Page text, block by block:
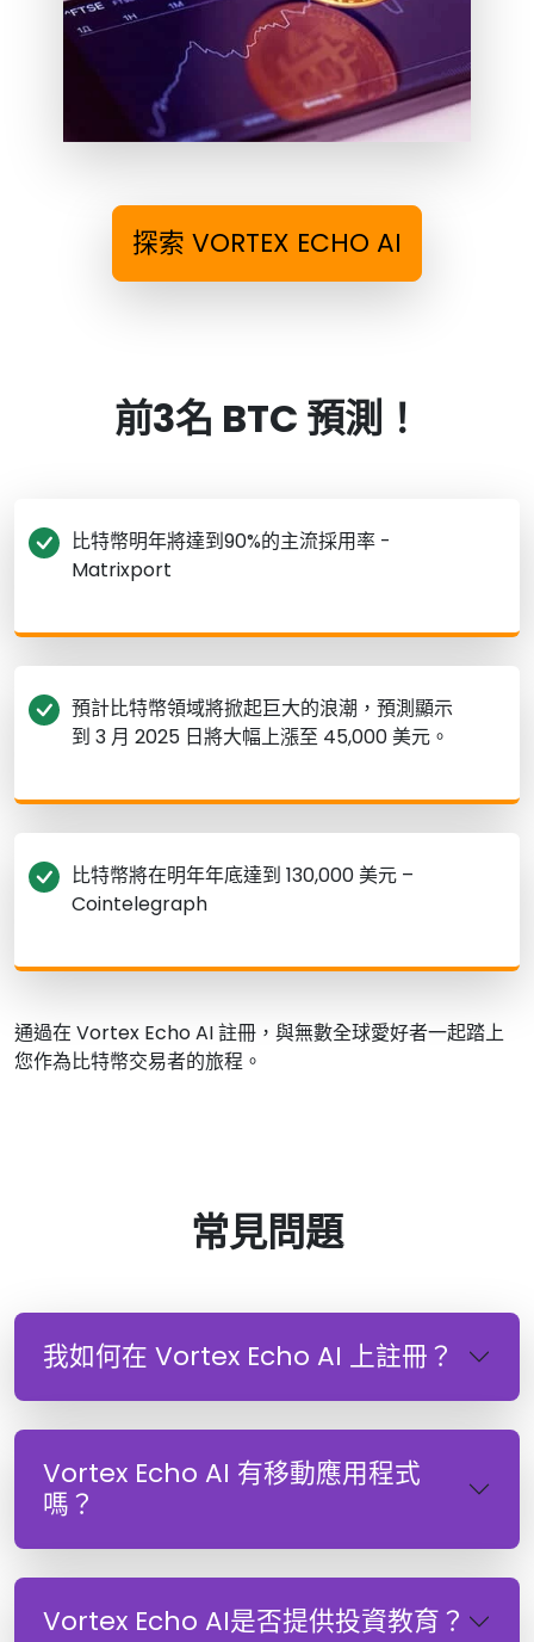
探索 VORTEX ECHO AI
前3名 BTC 預測！
比特幣明年將達到90%的主流採用率 -
Matrixport
預計比特幣領域將掀起巨大的浪潮，預測顯示
到 3 月 2025 日將大幅上漲至 45,000 美元。
比特幣將在明年年底達到 130,000 美元 –
Cointelegraph
通過在 Vortex Echo AI 註冊，與無數全球愛好者一起踏上
您作為比特幣交易者的旅程。
常見問題
我如何在 Vortex Echo AI 上註冊？
Vortex Echo AI 有移動應用程式
嗎？
Vortex Echo AI是否提供投資教育？